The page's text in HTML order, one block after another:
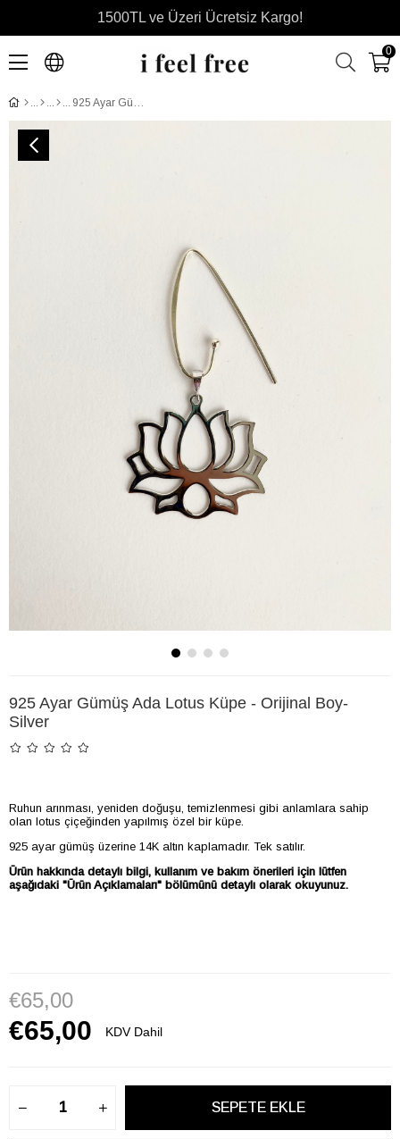
1500TL ve Üzeri Ücretsiz Kargo!
0
925 Ayar Gümüş Ada Lotus Küpe - Orijinal Boy- Silver
925 Ayar Gümüş Ada Lotus Küpe - Orijinal Boy-
Silver
Ruhun arınması, yeniden doğuşu, temizlenmesi gibi anlamlara sahip
olan lotus çiçeğinden yapılmış özel bir küpe.
925 ayar gümüş üzerine 14K altın kaplamadır. Tek satılır.
Ürün hakkında detaylı bilgi, kullanım ve bakım önerileri için lütfen
aşağıdaki "Ürün Açıklamaları" bölümünü detaylı olarak okuyunuz.
€65,00
KDV Dahil
€65,00